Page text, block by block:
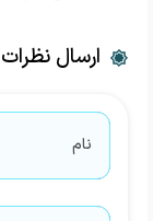
ارسال نظرات